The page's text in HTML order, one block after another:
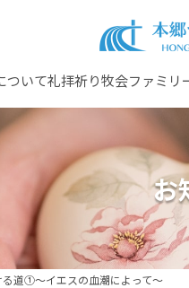
ついて礼拝祈り牧会ファミリ
お
道①〜イエスの血潮によって〜